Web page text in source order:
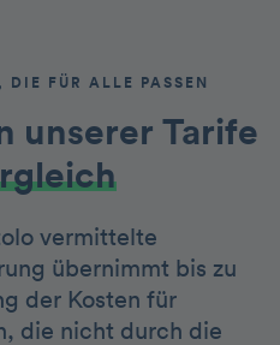
FÜR ALLE PASSEN
unserer Tarife
vermittelte
übernimmt bis zu
der Kosten für
die nicht durch die